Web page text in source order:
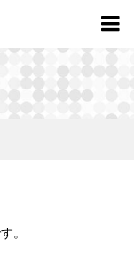

。